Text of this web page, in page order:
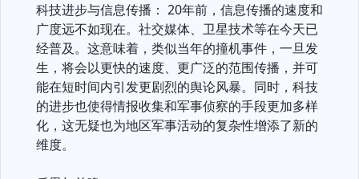
科技进步与信息传播： 20年前，信息传播的速度和
广度远不如现在。社交媒体、卫星技术等在今天已
经普及。这意味着，类似当年的撞机事件，一旦发
生，将会以更快的速度、更广泛的范围传播，并可
能在短时间内引发更剧烈的舆论风暴。同时，科技
的进步也使得情报收集和军事侦察的手段更加多样
化，这无疑也为地区军事活动的复杂性增添了新的
维度。